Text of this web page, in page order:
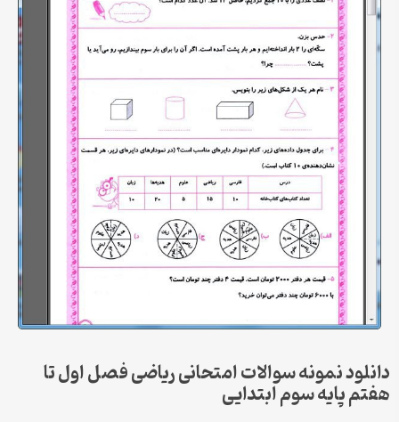
دانلود نمونه سوالات امتحانی ریاضی فصل اول تا
هفتم پایه سوم ابتدایی